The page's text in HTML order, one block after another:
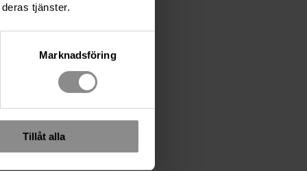
tjänster.
Marknadsföring
Tillåt alla